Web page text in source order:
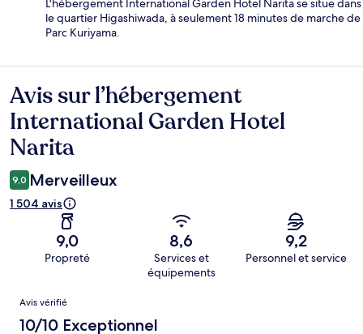
L'hébergement International Garden Hotel Narita se situe dans
le quartier Higashiwada, à seulement 18 minutes de marche de
Parc Kuriyama.
Avis
Avis sur l’hébergement
International Garden Hotel
Narita
9,0 Merveilleux
1 504 avis
9,0
Propreté
8,6
Services et
équipements
9,2
Personnel et service
Avis
Avis vérifié
10/10 Exceptionnel